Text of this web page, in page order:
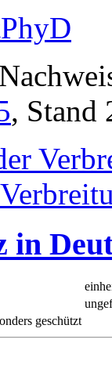
, Stand
in
geschützt